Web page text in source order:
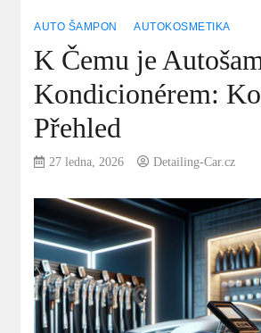
AUTO ŠAMPON AUTOKOSMETIKA
K Čemu je
Kondicionérem:
Přehled
27 ledna, 2026 Detailing-Car.cz